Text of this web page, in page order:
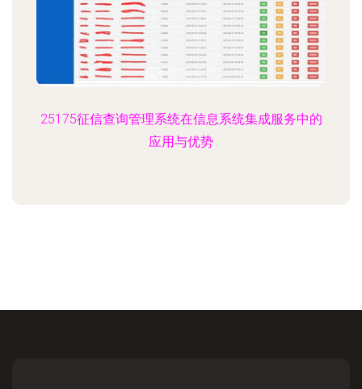
25175征信查询管理系统在信息系统集成服务中的
应用与优势